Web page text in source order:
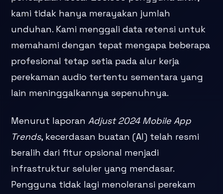
kami tidak hanya merayakan jumlah
unduhan. Kami menggali data retensi untuk
memahami dengan tepat mengapa beberapa
profesional tetap setia pada alur kerja
perekaman audio tertentu sementara yang
lain meninggalkannya sepenuhnya.
Menurut laporanAdjust 2024 Mobile App
Trends, kecerdasan buatan (AI) telah resmi
beralih dari fitur opsional menjadi
infrastruktur seluler yang mendasar.
Pengguna tidak lagi menoleransi perekam